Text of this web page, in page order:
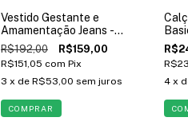
Vestido Gestante e
Amamentação Jeans -
Sophia
R$192,00 R$159,00
R$151,05 com Pix
3 x de R$53,00 sem juros
COMPRAR
4 x